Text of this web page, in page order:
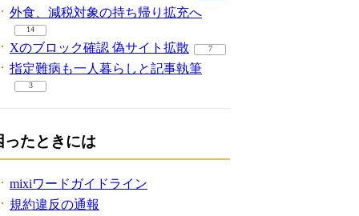
外食、減税対象の持ち帰り拡充へ
14
Xのブロック確認 偽サイト拡散 7
指定難病も一人暮らしと記事執筆
3
ったときには
mixiワードガイドライン
規約違反の通報